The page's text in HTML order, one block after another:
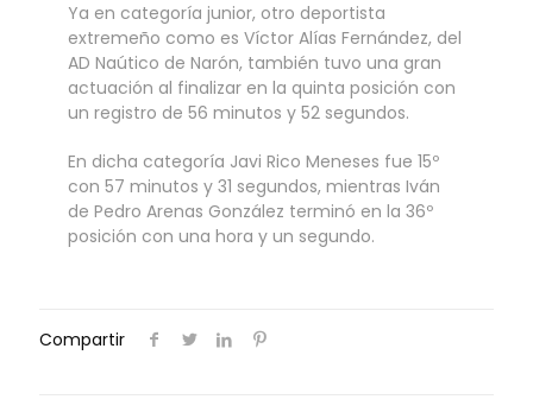
Ya en categoría junior, otro deportista
extremeño como es Víctor Alías Fernández, del
AD Naútico de Narón, también tuvo una gran
actuación al finalizar en la quinta posición con
un registro de 56 minutos y 52 segundos.
En dicha categoría Javi Rico Meneses fue 15º
con 57 minutos y 31 segundos, mientras Iván
de Pedro Arenas González terminó en la 36º
posición con una hora y un segundo.
Compartir